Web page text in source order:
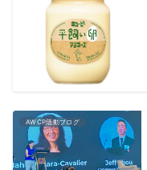
AWCP活動ブログ